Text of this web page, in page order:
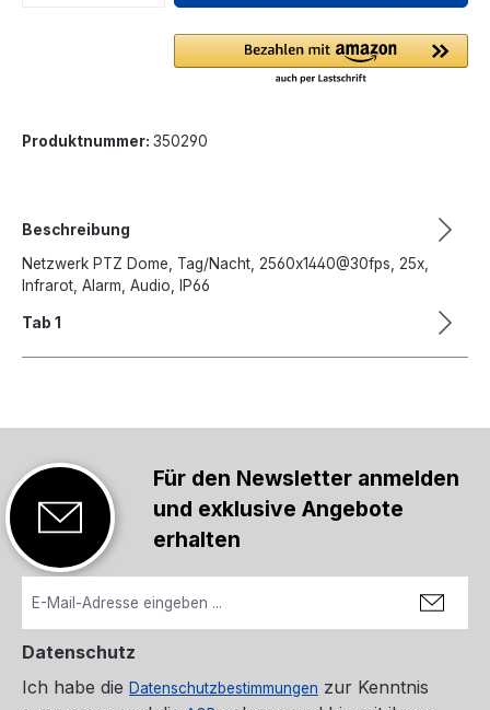
Produktnummer: 350290
Beschreibung
Netzwerk PTZ Dome, Tag/Nacht, 2560x1440@30fps, 25x,
Infrarot, Alarm, Audio, IP66
Tab 1
Für den Newsletter anmelden
und exklusive Angebote
erhalten
Datenschutz
Ich habe die Datenschutzbestimmungen zur Kenntnis